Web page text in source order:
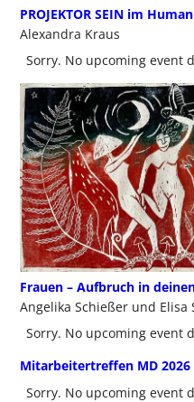
PROJEKTOR SEIN im
Alexandra Kraus
Sorry. No upcoming event
Frauen – Aufbruch in
Angelika Schießer und Elisa
Sorry. No upcoming event
Mitarbeitertreffen MD 2026
Sorry. No upcoming event